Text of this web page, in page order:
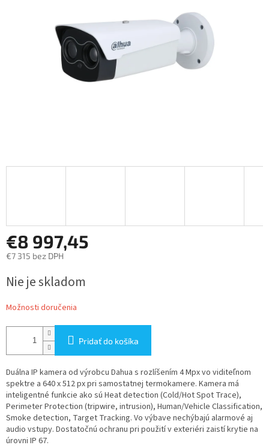
€8 997,45
€7 315 bez DPH
cena:
Nie je skladom
Možnosti doručenia
Pridať do košíka
Duálna IP kamera od výrobcu Dahua s rozlíšením 4 Mpx vo viditeľnom
spektre a 640 x 512 px pri samostatnej termokamere. Kamera má
inteligentné funkcie ako sú Heat detection (Cold/Hot Spot Trace),
Perimeter Protection (tripwire, intrusion), Human/Vehicle Classification,
Smoke detection, Target Tracking. Vo výbave nechýbajú alarmové aj
audio vstupy. Dostatočnú ochranu pri použití v exteriéri zaistí krytie na
úrovni IP 67.